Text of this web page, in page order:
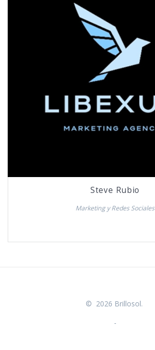
Steve Rubio
Marketing y Redes Sociales
© 2026 Brillosol.
-